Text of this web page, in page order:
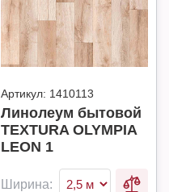
Артикул: 1410113
Линолеум бытовой
TEXTURA OLYMPIA
LEON 1
Ширина: